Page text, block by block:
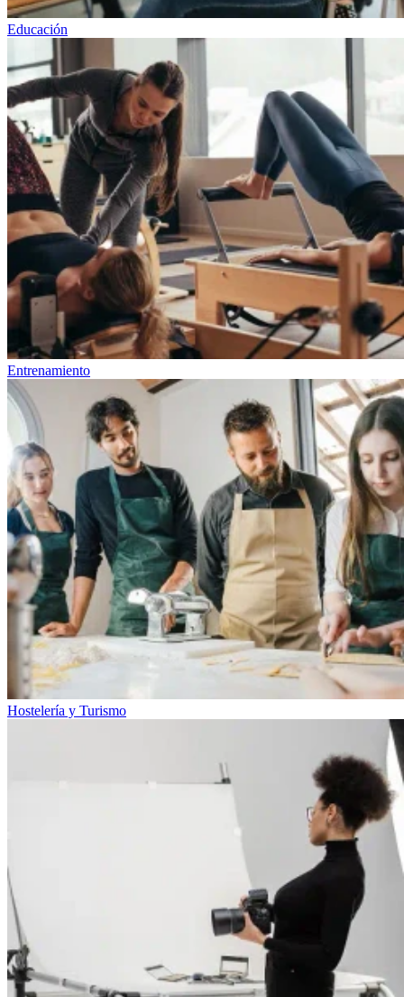
Educación
Entrenamiento
Hostelería y Turismo